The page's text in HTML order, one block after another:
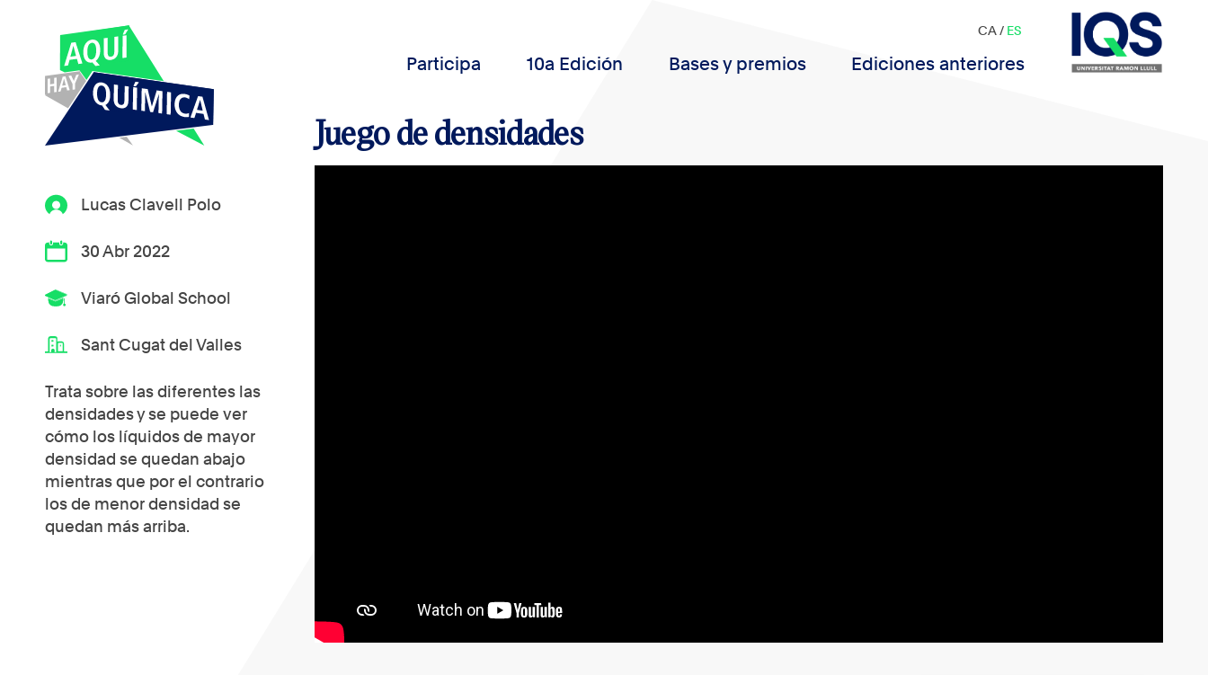
Participa 10a Edición Bases y premios Ediciones anteriores
CA/ ES
Lucas Clavell Polo
30 Abr 2022
Viaró Global School
Sant Cugat del Valles
Trata sobre las diferentes las
densidades y se puede ver
cómo los líquidos de mayor
densidad se quedan abajo
mientras que por el contrario
los de menor densidad se
quedan más arriba.
Juego de densidades